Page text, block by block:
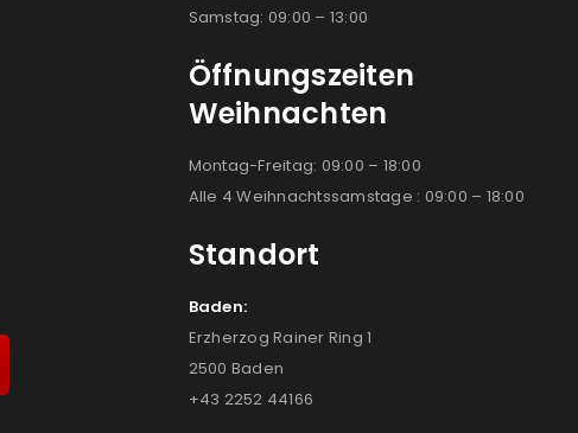
Samstag: 09:00 – 13:00
Öffnungszeiten
Weihnachten
Montag-Freitag: 09:00 – 18:00
Alle 4 Weihnachtssamstage : 09:00 – 18:00
Standort
Baden:
Erzherzog Rainer Ring 1
2500 Baden
+43 2252 44166